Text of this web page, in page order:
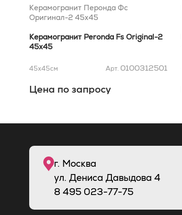
Керамогранит Перонда Фс
Оригинал-2 45x45
Керамогранит Peronda Fs Original-2
45x45
45x45см Арт. 0100312501
Цена по запросу
г. Москва
ул. Дениса Давыдова 4
8 495 023-77-75